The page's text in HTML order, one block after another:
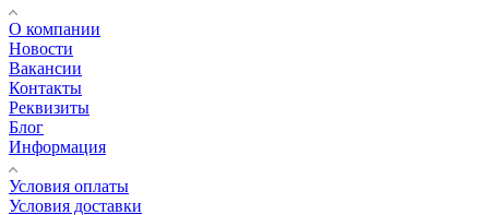
О компании
Новости
Вакансии
Контакты
Реквизиты
Блог
Информация
Условия оплаты
Условия доставки